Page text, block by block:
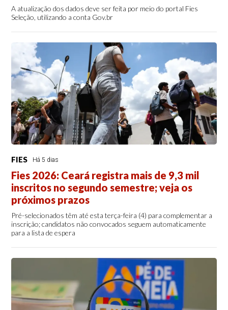
A atualização dos dados deve ser feita por meio do portal Fies
Seleção, utilizando a conta Gov.br
FIES Há 5 dias
Fies 2026: Ceará registra mais de 9,3 mil
inscritos no segundo semestre; veja os
próximos prazos
Pré-selecionados têm até esta terça-feira (4) para complementar a
inscrição; candidatos não convocados seguem automaticamente
para a lista de espera